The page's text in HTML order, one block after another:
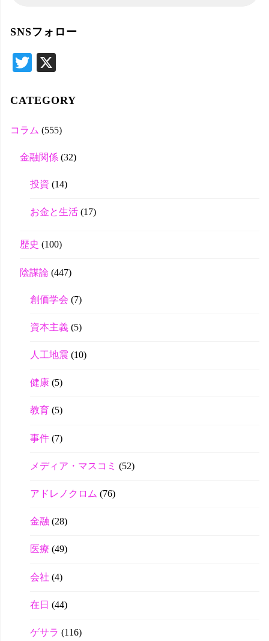
SNSフォロー
T
tte
CATEGORY
コラム (555)
金融関係 (32)
投資 (14)
お金と生活(17)
歴史 (100)
陰謀論 (447)
創価学会 (7)
資本主義(5)
人工地震 (10)
健康(5)
教育 (5)
事件(7)
メディア・マスコミ (52)
アドレノクロム (76)
金融 (28)
医療 (49)
会社 (4)
在日 (44)
ゲサラ (116)